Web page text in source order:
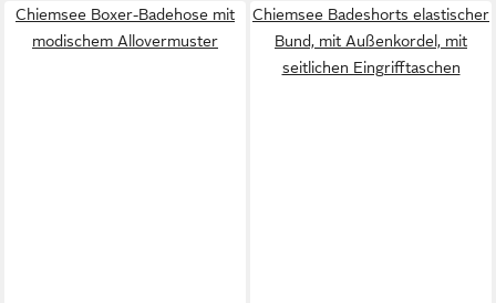
Chiemsee Boxer-Badehose mit
modischem Allovermuster
Chiemsee Badeshorts elastischer
Bund, mit Außenkordel, mit
seitlichen Eingrifftaschen